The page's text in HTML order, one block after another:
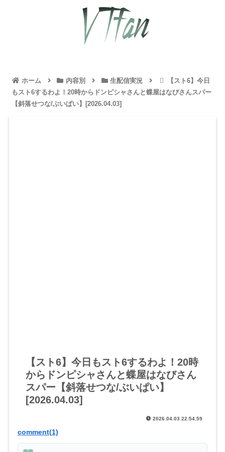
ホーム 内容別 生配信実況
【スト6】今日
もスト6するわよ！20時からドンピシャさんと蝶屋はなびさんスパー
【斜落せつな/ぶいぱい】[2026.04.03]
【スト6】今日もスト6するわよ！20時
からドンピシャさんと蝶屋はなびさん
スパー【斜落せつな/ぶいぱい】
[2026.04.03]
2026.04.03 22:54.59
comment(1)